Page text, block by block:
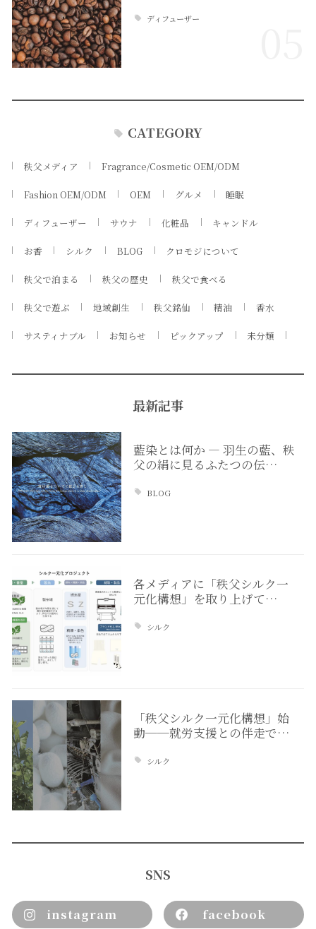
ディフューザー
CATEGORY
秩父メディア Fragrance/Cosmetic OEM/ODM
Fashion OEM/ODM OEM グルメ 睡眠
ディフューザー サウナ 化粧品 キャンドル
お香 シルク BLOG クロモジについて
秩父で泊まる 秩父の歴史 秩父で食べる
秩父で遊ぶ 地域創生 秩父銘仙 精油 香水
サスティナブル お知らせ ピックアップ 未分類
最新記事
藍染とは何か ― 羽生の藍、秩
父の絹に見るふたつの伝…
BLOG
各メディアに「秩父シルク一
元化構想」を取り上げて…
シルク
「秩父シルク一元化構想」始
動──就労支援との伴走で…
シルク
SNS
instagram facebook